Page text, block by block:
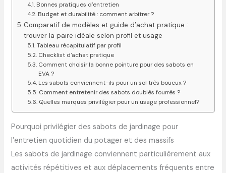
Bonnes pratiques d’entretien
Budget et durabilité : comment arbitrer ?
Comparatif de modèles et guide d’achat pratique :
trouver la paire idéale selon profil et usage
Tableau récapitulatif par profil
Checklist d’achat pratique
Comment choisir la bonne pointure pour des sabots en
EVA ?
Les sabots conviennent-ils pour un sol très boueux ?
Comment entretenir des sabots doublés fourrés ?
Quelles marques privilégier pour un usage professionnel?
Pourquoi privilégier des sabots de jardinage pour
l’entretien quotidien du potager et des massifs
Les sabots de jardinage conviennent particulièrement aux
activités répétitives et aux déplacements fréquents entre